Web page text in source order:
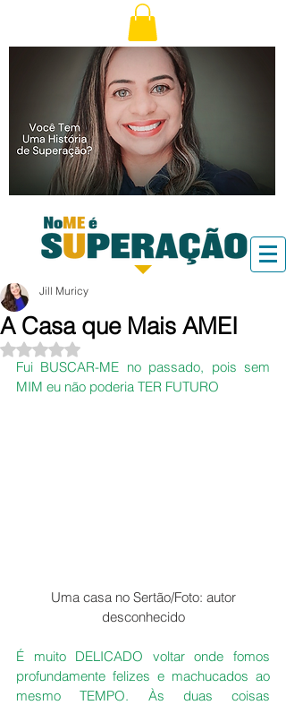
A Casa que Mais AMEI
Jill Muricy
Avaliado com NaN de 5 estrelas.
Fui BUSCAR-ME no passado, pois sem
MIM eu não poderia TER FUTURO
desconhecido
É muito DELICADO voltar onde fomos
profundamente felizes e machucados ao
mesmo TEMPO. Às duas coisas